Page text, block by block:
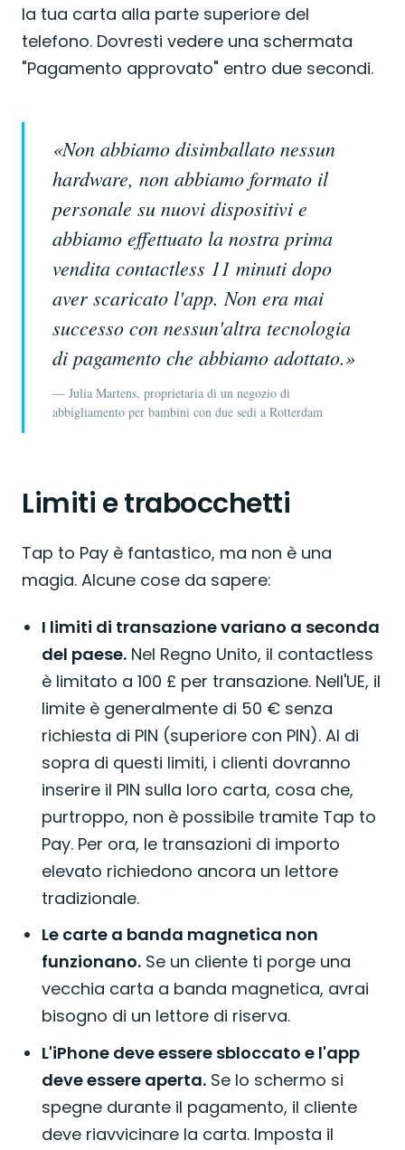
la tua carta alla parte superiore del
telefono. Dovresti vedere una schermata
"Pagamento approvato" entro due secondi.
«Non abbiamo disimballato nessun
hardware, non abbiamo formato il
personale su nuovi dispositivi e
abbiamo effettuato la nostra prima
vendita contactless 11 minuti dopo
aver scaricato l'app. Non era mai
successo con nessun'altra tecnologia
di pagamento che abbiamo adottato.»
— Julia Martens, proprietaria di un negozio di
abbigliamento per bambini con due sedi a Rotterdam
Limiti e trabocchetti
Tap to Pay è fantastico, ma non è una
magia. Alcune cose da sapere:
I limiti di transazione variano a seconda
del paese.Nel Regno Unito, il contactless
è limitato a 100 £ per transazione. Nell'UE, il
limite è generalmente di 50 € senza
richiesta di PIN (superiore con PIN). Al di
sopra di questi limiti, i clienti dovranno
inserire il PIN sulla loro carta, cosa che,
purtroppo, non è possibile tramite Tap to
Pay. Per ora, le transazioni di importo
elevato richiedono ancora un lettore
tradizionale.
Le carte a banda magnetica non
funzionano.Se un cliente ti porge una
vecchia carta a banda magnetica, avrai
bisogno di un lettore di riserva.
L'iPhone deve essere sbloccato e l'app
deve essere aperta.Se lo schermo si
spegne durante il pagamento, il cliente
deve riavvicinare la carta. Imposta il